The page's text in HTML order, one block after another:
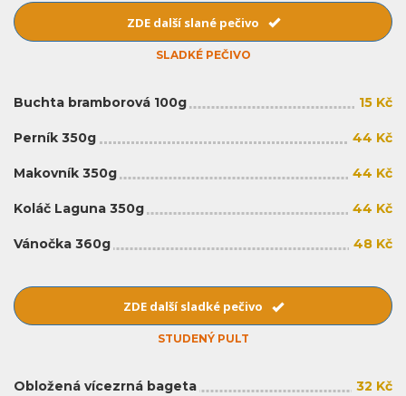
ZDE další slané pečivo
SLADKÉ PEČIVO
Buchta bramborová 100g 15 Kč
Perník 350g 44 Kč
Makovník 350g 44 Kč
Koláč Laguna 350g 44 Kč
Vánočka 360g 48 Kč
ZDE další sladké pečivo
STUDENÝ PULT
Obložená vícezrná bageta 32 Kč